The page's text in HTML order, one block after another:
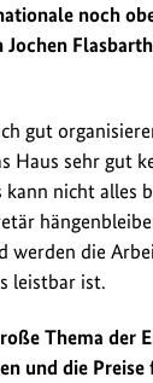
noch
gut
Haus sehr gut
kann nicht alles
werden die
leistbar ist.
Thema der
und die